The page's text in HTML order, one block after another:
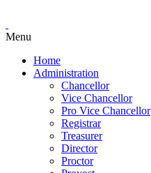
Menu
Home
Administration
Chancellor
Vice Chancellor
Pro Vice Chancellor
Registrar
Treasurer
Director
Proctor